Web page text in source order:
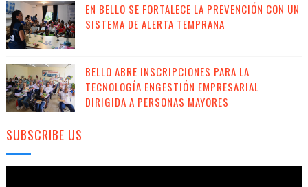
EN BELLO SE FORTALECE LA PREVENCIÓN CON UN
SISTEMA DE ALERTA TEMPRANA
BELLO ABRE INSCRIPCIONES PARA LA
TECNOLOGÍA ENGESTIÓN EMPRESARIAL
DIRIGIDA A PERSONAS MAYORES
SUBSCRIBE US